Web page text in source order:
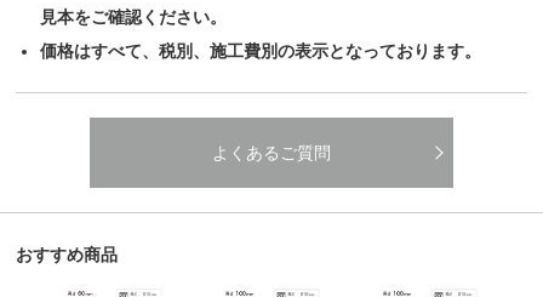
見本をご確認ください。
価格はすべて、税別、施工費別の表示となっております。
よくあるご質問
おすすめ商品